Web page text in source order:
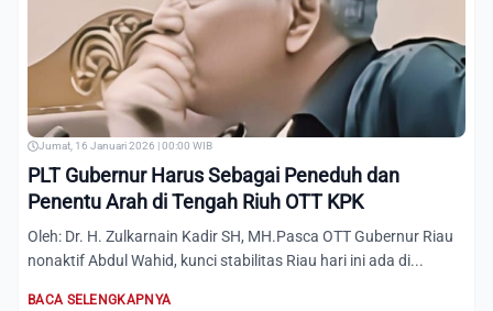
Jumat, 16 Januari 2026 | 00:00 WIB
PLT Gubernur Harus Sebagai Peneduh dan
Penentu Arah di Tengah Riuh OTT KPK
Oleh: Dr. H. Zulkarnain Kadir SH, MH.Pasca OTT Gubernur Riau
nonaktif Abdul Wahid, kunci stabilitas Riau hari ini ada di...
BACA SELENGKAPNYA